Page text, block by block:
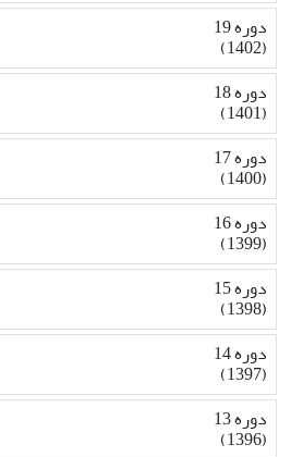
دوره 19
(1402)
دوره 18
(1401)
دوره 17
(1400)
دوره 16
(1399)
دوره 15
(1398)
دوره 14
(1397)
دوره 13
(1396)